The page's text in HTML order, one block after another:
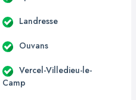
Landresse
Ouvans
Vercel-Villedieu-le-
Camp